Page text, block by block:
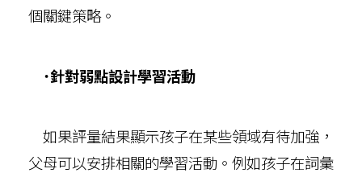
個關鍵策略。
˙針對弱點設計學習活動
如果評量結果顯示孩子在某些領域有待加強，
父母可以安排相關的學習活動。例如孩子在詞彙